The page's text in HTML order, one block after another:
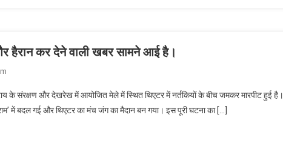
हैरान कर देने वाली खबर सामने आई है।
के संरक्षण और देखरेख में आयोजित मेले में स्थित थिएटर में नर्तकियों के बीच जमकर मारपीट हुई है।
में बदल गई और थिएटर का मंच जंग का मैदान बन गया। इस पूरी घटना का […]